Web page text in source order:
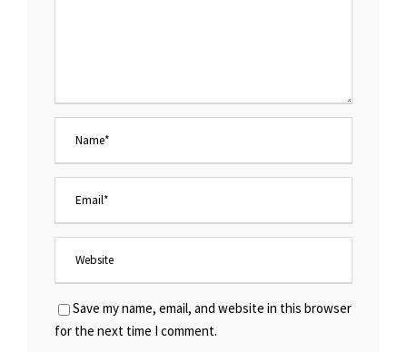
Save my name, email, and website in this browser
for the next time I comment.